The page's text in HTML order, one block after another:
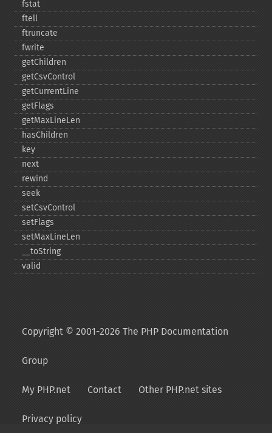
fstat
ftell
ftruncate
fwrite
getChildren
getCsvControl
getCurrentLine
getFlags
getMaxLineLen
hasChildren
key
next
rewind
seek
setCsvControl
setFlags
setMaxLineLen
_​_​toString
valid
Copyright © 2001-2026 The PHP Documentation
Group
My PHP.net Contact Other PHP.net sites
Privacy policy